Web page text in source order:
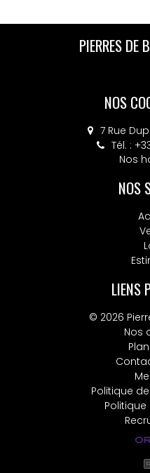
PIERRES DE
NOS
7 Rue
Tél. :
Nos
PIERRES DE
NOS
30 rue Charles
Tél. :
Nos
NOS
LIENS
© 2026
Nos
Politique